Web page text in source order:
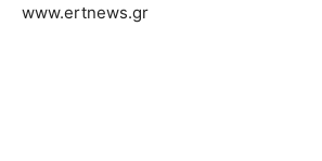
www.ertnews.gr